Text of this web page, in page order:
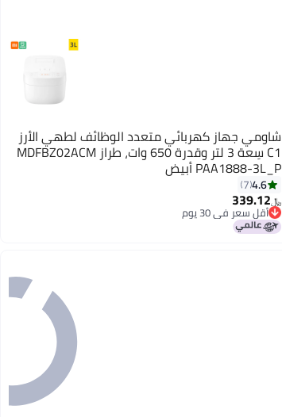
شاومي جهاز كهربائي متعدد الوظائف لطهي الأرز
C1 سِعة 3 لتر وقدرة 650 وات، طراز MDFBZ02ACM
PAA1888-3L_P أبيض
4.6
7
﷼‏339.12
أقل سعر في 30 يوم
أقل سعر في 30 يوم